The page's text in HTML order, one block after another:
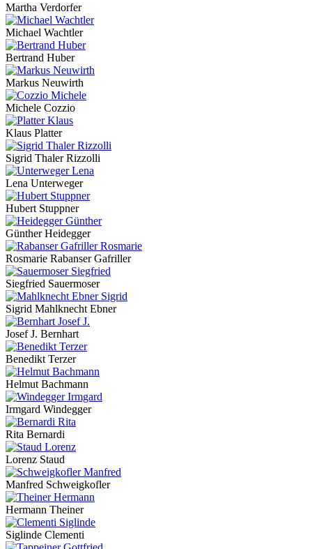
Martha Verdorfer
Michael Wachtler
Bertrand Huber
Markus Neuwirth
Michele Cozzio
Klaus Platter
Sigrid Thaler Rizzolli
Lena Unterweger
Hubert Stuppner
Günther Heidegger
Rosmarie Rabanser Gafriller
Siegfried Sauermoser
Sigrid Mahlknecht Ebner
Josef J. Bernhart
Benedikt Terzer
Helmut Bachmann
Irmgard Windegger
Rita Bernardi
Lorenz Staud
Manfred Schweigkofler
Hermann Theiner
Siglinde Clementi